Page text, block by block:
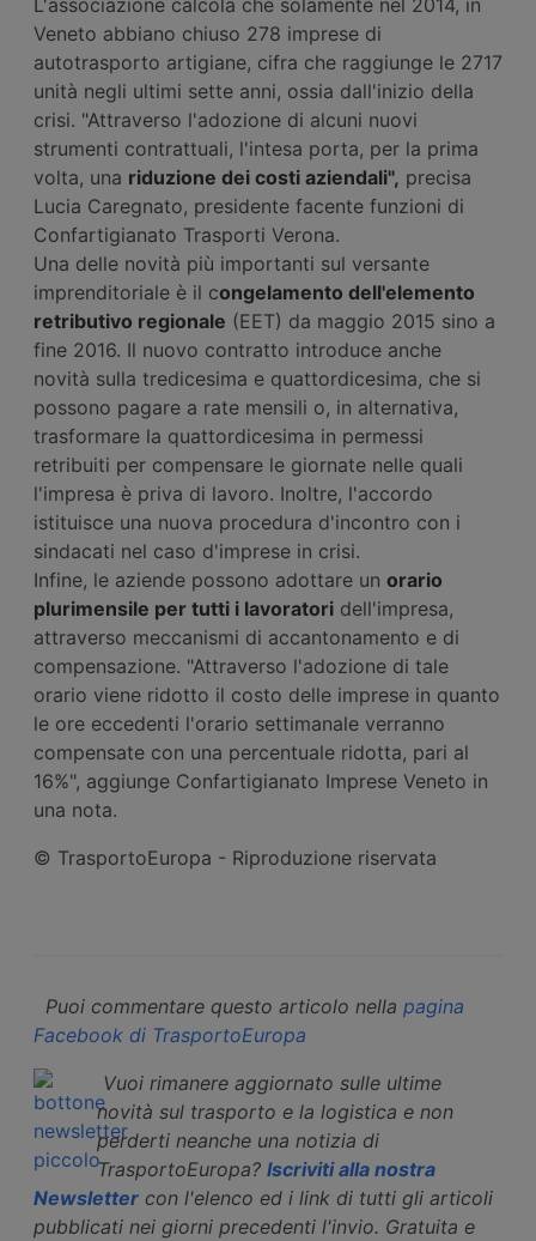
Veneto abbiano chiuso 278 imprese di
autotrasporto artigiane, cifra che raggiunge le 2717
unità negli ultimi sette anni, ossia dall'inizio della
crisi. "Attraverso l'adozione di alcuni nuovi
strumenti contrattuali, l'intesa porta, per la prima
volta, una riduzione dei costi aziendali", precisa
Lucia Caregnato, presidente facente funzioni di
Confartigianato Trasporti Verona.
Una delle novità più importanti sul versante
imprenditoriale è il congelamento dell'elemento
retributivo regionale (EET) da maggio 2015 sino a
fine 2016. Il nuovo contratto introduce anche
novità sulla tredicesima e quattordicesima, che si
possono pagare a rate mensili o, in alternativa,
trasformare la quattordicesima in permessi
retribuiti per compensare le giornate nelle quali
l'impresa è priva di lavoro. Inoltre, l'accordo
istituisce una nuova procedura d'incontro con i
sindacati nel caso d'imprese in crisi.
Infine, le aziende possono adottare un orario
plurimensile per tutti i lavoratori dell'impresa,
attraverso meccanismi di accantonamento e di
compensazione. "Attraverso l'adozione di tale
orario viene ridotto il costo delle imprese in quanto
le ore eccedenti l'orario settimanale verranno
compensate con una percentuale ridotta, pari al
16%", aggiunge Confartigianato Imprese Veneto in
una nota.
© TrasportoEuropa - Riproduzione riservata
Puoi commentare questo articolo nella pagina
Facebook di TrasportoEuropa
Vuoi rimanere aggiornato sulle ultime
novità sul trasporto e la logistica e non
perderti neanche una notizia di
TrasportoEuropa? Iscriviti alla nostra
Newsletter con l'elenco ed i link di tutti gli articoli
pubblicati nei giorni precedenti l'invio. Gratuita e